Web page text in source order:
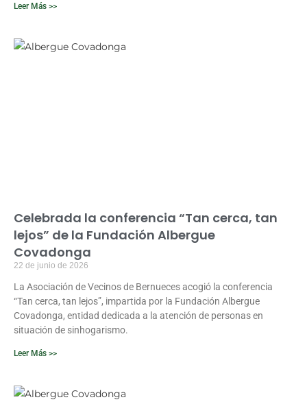
Leer Más >>
Celebrada la conferencia “Tan cerca, tan
lejos” de la Fundación Albergue
Covadonga
22 de junio de 2026
La Asociación de Vecinos de Bernueces acogió la conferencia
“Tan cerca, tan lejos”, impartida por la Fundación Albergue
Covadonga, entidad dedicada a la atención de personas en
situación de sinhogarismo.
Leer Más >>